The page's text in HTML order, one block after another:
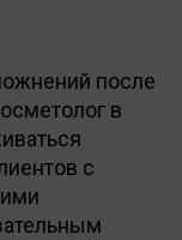
после
в
с